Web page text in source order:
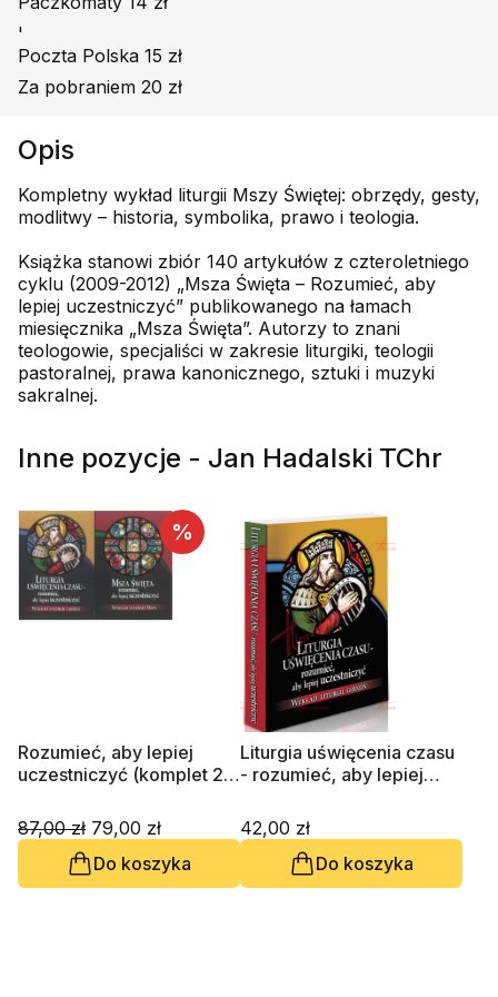
'
Poczta Polska 15 zł
Za pobraniem 20 zł
Opis
Kompletny wykład liturgii Mszy Świętej: obrzędy, gesty,
modlitwy – historia, symbolika, prawo i teologia.
Książka stanowi zbiór 140 artykułów z czteroletniego
cyklu (2009-2012) „Msza Święta – Rozumieć, aby
lepiej uczestniczyć” publikowanego na łamach
miesięcznika „Msza Święta”. Autorzy to znani
teologowie, specjaliści w zakresie liturgiki, teologii
pastoralnej, prawa kanonicznego, sztuki i muzyki
sakralnej.
Inne pozycje - Jan Hadalski TChr
%
Rozumieć, aby lepiej
uczestniczyć (komplet 2
87,00 zł 79,00 zł
Do koszyka
Liturgia uświęcenia czasu
- rozumieć, aby lepiej
liturgii godzin
42,00 zł
Do koszyka